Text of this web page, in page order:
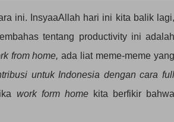
ini. InsyaaAllah hari ini kita balik lagi,
tentang productivity ini adalah
from home, ada liat meme-meme yang
untuk Indonesia dengan cara full
work form homekita berfikir bahwa